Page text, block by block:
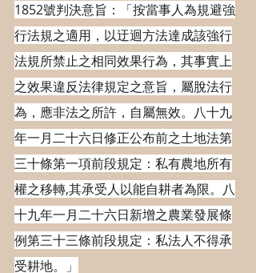
1852號判決意旨：「按當事人為規避強
行法規之適用，以迂迴方法達成該強行
法規所禁止之相同效果行為，其事實上
之效果違反法律規定之意旨，屬脫法行
為，應非法之所許，自屬無效。八十九
年一月二十六日修正公布前之土地法第
三十條第一項前段規定：私有農地所有
權之移轉,其承受人以能自耕者為限。八
十九年一月二十六日新增之農業發展條
例第三十三條前段規定：私法人不得承
受耕地。」